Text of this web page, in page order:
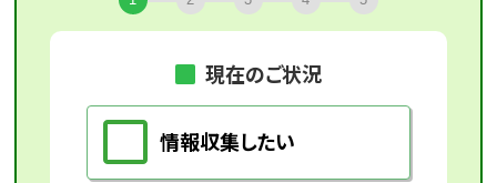
現在のご状況
情報収集したい